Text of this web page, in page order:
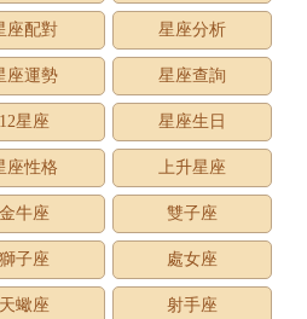
座配對 星座分析
座運勢 星座查詢
12星座 星座生日
座性格 上升星座
金牛座 雙子座
獅子座 處女座
天蠍座 射手座